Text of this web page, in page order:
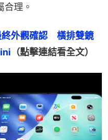
理。
外觀確認　橫排雙鏡
（點擊連結看全文）